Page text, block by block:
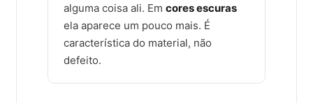
alguma coisa ali. Em cores escuras
ela aparece um pouco mais. É
característica do material, não
defeito.